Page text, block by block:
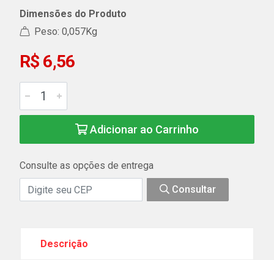
Dimensões do Produto
Peso: 0,057Kg
R$ 6,56
Adicionar ao Carrinho
Consulte as opções de entrega
Consultar
Descrição